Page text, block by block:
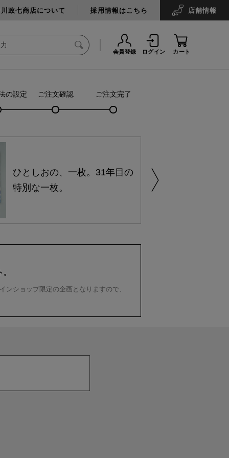
政七商店について 採用情報はこちら 店舗情報
会員登録 ログイン カート
の設定 ご注文確認 ご注文完了
ひとしおの、一枚。31年目の
特別な一枚。
ショップ限定の企画となりますので、